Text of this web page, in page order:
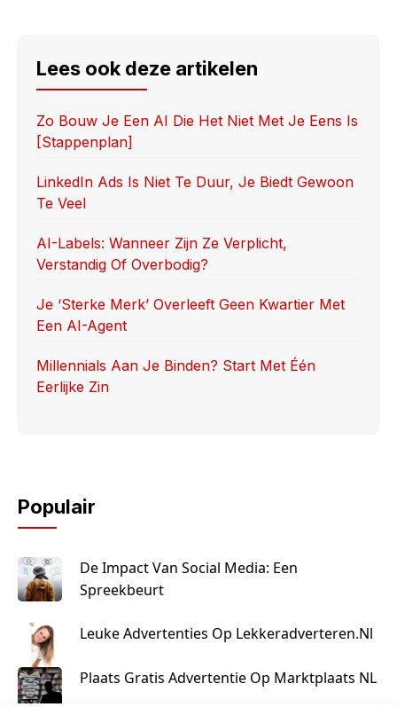
e
b
o
o
k
o
d
o
n
e
Lees ook deze artikelen
Zo Bouw Je Een AI Die Het Niet Met Je Eens Is
[stappenplan]
LinkedIn Ads Is Niet Te Duur, Je Biedt Gewoon
Te Veel
AI-Labels: Wanneer Zijn Ze Verplicht,
Verstandig Of Overbodig?
Je ‘sterke Merk’ Overleeft Geen Kwartier Met
Een AI-Agent
Millennials Aan Je Binden? Start Met Één
Eerlijke Zin
Populair
De Impact Van Social Media: Een
Spreekbeurt
Leuke Advertenties Op Lekkeradverteren.nl
Plaats Gratis Advertentie Op Marktplaats NL